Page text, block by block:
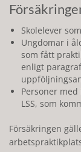
Skolelever
Ungdomar i
som fått
enligt
Personer
LSS, som
Försäkringen